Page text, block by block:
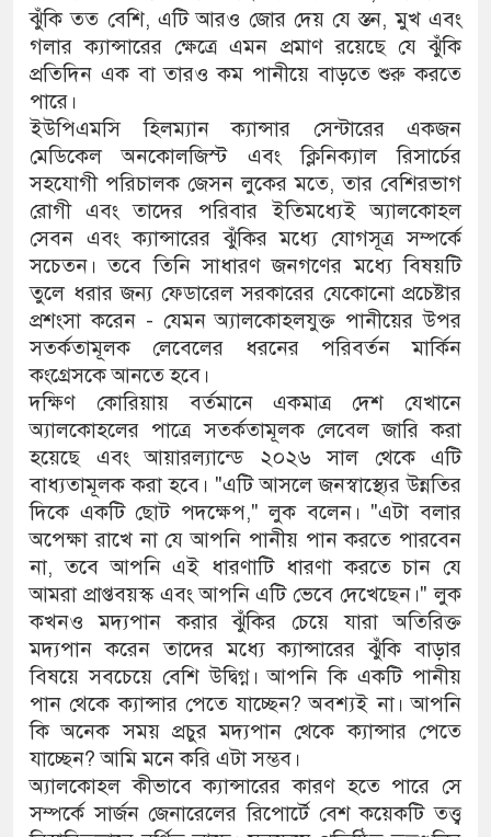
ঝুঁকি তত বেশি, এটি আরও জোর দেয় যে স্তন, মুখ এবং
গলার ক্যান্সারের ক্ষেত্রে এমন প্রমাণ রয়েছে যে ঝুঁকি
প্রতিদিন এক বা তারও কম পানীয়ে বাড়তে শুরু করতে
পারে।
ইউপিএমসি হিলম্যান ক্যান্সার সেন্টারের একজন
মেডিকেল অনকোলজিস্ট এবং ক্লিনিক্যাল রিসার্চের
সহযোগী পরিচালক জেসন লুকের মতে, তার বেশিরভাগ
রোগী এবং তাদের পরিবার ইতিমধ্যেই অ্যালকোহল
সেবন এবং ক্যান্সারের ঝুঁকির মধ্যে যোগসূত্র সম্পর্কে
সচেতন। তবে তিনি সাধারণ জনগণের মধ্যে বিষয়টি
তুলে ধরার জন্য ফেডারেল সরকারের যেকোনো প্রচেষ্টার
প্রশংসা করেন - যেমন অ্যালকোহলযুক্ত পানীয়ের উপর
সতর্কতামূলক লেবেলের ধরনের পরিবর্তন মার্কিন
কংগ্রেসকে আনতে হবে।
দক্ষিণ কোরিয়ায় বর্তমানে একমাত্র দেশ যেখানে
অ্যালকোহলের পাত্রে সতর্কতামূলক লেবেল জারি করা
হয়েছে এবং আয়ারল্যান্ডে ২০২৬ সাল থেকে এটি
বাধ্যতামূলক করা হবে। "এটি আসলে জনস্বাস্থ্যের উন্নতির
দিকে একটি ছোট পদক্ষেপ," লুক বলেন। "এটা বলার
অপেক্ষা রাখে না যে আপনি পানীয় পান করতে পারবেন
না, তবে আপনি এই ধারণাটি ধারণা করতে চান যে
আমরা প্রাপ্তবয়স্ক এবং আপনি এটি ভেবে দেখেছেন।" লুক
কখনও মদ্যপান করার ঝুঁকির চেয়ে যারা অতিরিক্ত
মদ্যপান করেন তাদের মধ্যে ক্যান্সারের ঝুঁকি বাড়ার
বিষয়ে সবচেয়ে বেশি উদ্বিগ্ন। আপনি কি একটি পানীয়
পান থেকে ক্যান্সার পেতে যাচ্ছেন? অবশ্যই না। আপনি
কি অনেক সময় প্রচুর মদ্যপান থেকে ক্যান্সার পেতে
যাচ্ছেন? আমি মনে করি এটা সম্ভব।
অ্যালকোহল কীভাবে ক্যান্সারের কারণ হতে পারে সে
সম্পর্কে সার্জন জেনারেলের রিপোর্টে বেশ কয়েকটি তত্ত্ব